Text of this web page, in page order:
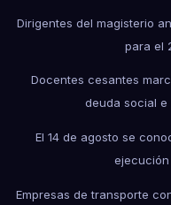
Dirigentes del magisterio
para el
Docentes cesantes
deuda social e
El 14 de agosto se
ejecución
Empresas de transporte